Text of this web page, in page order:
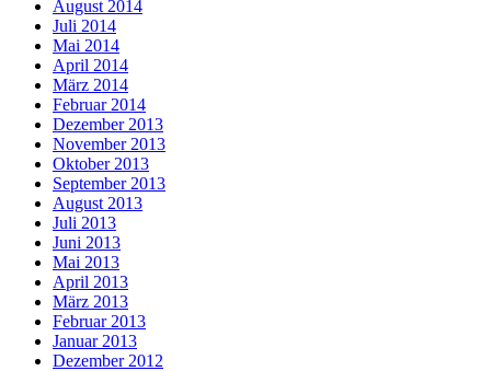
August 2014
Juli 2014
Mai 2014
April 2014
März 2014
Februar 2014
Dezember 2013
November 2013
Oktober 2013
September 2013
August 2013
Juli 2013
Juni 2013
Mai 2013
April 2013
März 2013
Februar 2013
Januar 2013
Dezember 2012